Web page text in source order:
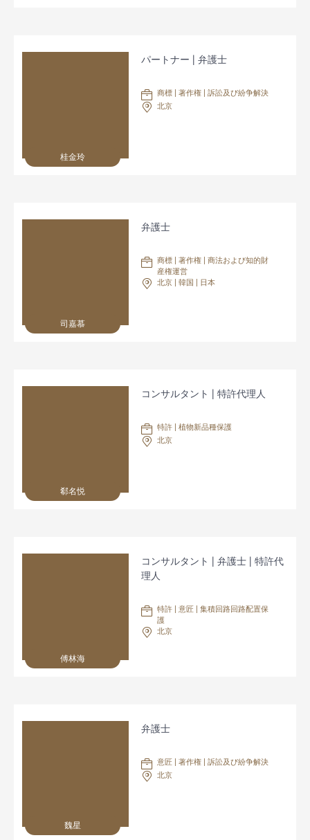
桂金玲
パートナー | 弁護士
商標 | 著作権 | 訴訟及び紛争解決
北京
司嘉慕
弁護士
商標 | 著作権 | 商法および知的財
産権運営
北京 | 韓国 | 日本
郗名悦
コンサルタント | 特許代理人
特許 | 植物新品種保護
北京
傅林海
コンサルタント | 弁護士 | 特許代
理人
特許 | 意匠 | 集積回路回路配置保
護
北京
魏星
弁護士
意匠 | 著作権 | 訴訟及び紛争解決
北京